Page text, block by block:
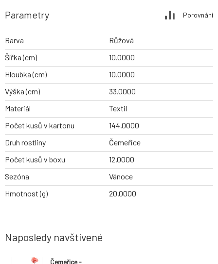
Parametry Porovnání
Barva
Růžová
Šířka (cm)
10.0000
Hloubka (cm)
10.0000
Výška (cm)
33.0000
Materiál
Textil
Počet kusů v kartonu
144.0000
Druh rostliny
Čemeřice
Počet kusů v boxu
12.0000
Sezóna
Vánoce
Hmotnost (g)
20.0000
Naposledy navštívené
Čemeřice -